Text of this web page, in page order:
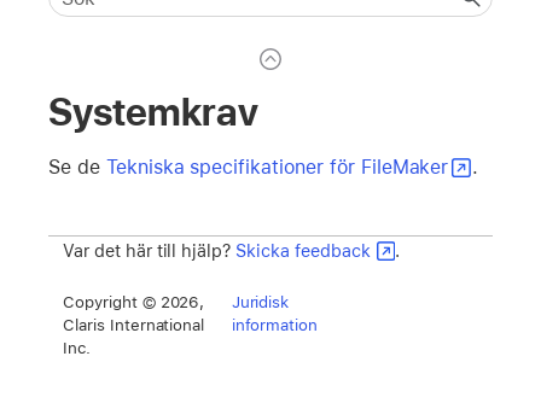
Systemkrav
Se de Tekniska specifikationer för FileMaker .
Var det här till hjälp? Skicka feedback .
Copyright © 2026,
Claris International
Inc.
Juridisk
information